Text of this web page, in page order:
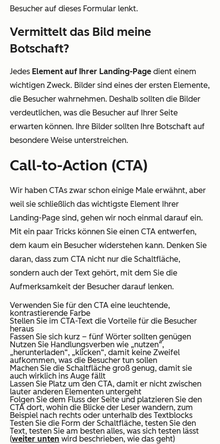
Besucher auf dieses Formular lenkt.
Vermittelt das Bild meine
Botschaft?
Jedes Element auf Ihrer Landing-Page dient einem
wichtigen Zweck. Bilder sind eines der ersten Elemente,
die Besucher wahrnehmen. Deshalb sollten die Bilder
verdeutlichen, was die Besucher auf Ihrer Seite
erwarten können. Ihre Bilder sollten Ihre Botschaft auf
besondere Weise unterstreichen.
Call-to-Action (CTA)
Wir haben CTAs zwar schon einige Male erwähnt, aber
weil sie schließlich das wichtigste Element Ihrer
Landing-Page sind, gehen wir noch einmal darauf ein.
Mit ein paar Tricks können Sie einen CTA entwerfen,
dem kaum ein Besucher widerstehen kann. Denken Sie
daran, dass zum CTA nicht nur die Schaltfläche,
sondern auch der Text gehört, mit dem Sie die
Aufmerksamkeit der Besucher darauf lenken.
Verwenden Sie für den CTA eine leuchtende,
kontrastierende Farbe
Stellen Sie im CTA-Text die Vorteile für die Besucher
heraus
Fassen Sie sich kurz – fünf Wörter sollten genügen
Nutzen Sie Handlungsverben wie „nutzen“,
„herunterladen“, „klicken“, damit keine Zweifel
aufkommen, was die Besucher tun sollen
Machen Sie die Schaltfläche groß genug, damit sie
auch wirklich ins Auge fällt
Lassen Sie Platz um den CTA, damit er nicht zwischen
lauter anderen Elementen untergeht
Folgen Sie dem Fluss der Seite und platzieren Sie den
CTA dort, wohin die Blicke der Leser wandern, zum
Beispiel nach rechts oder unterhalb des Textblocks
Testen Sie die Form der Schaltfläche, testen Sie den
Text, testen Sie am besten alles, was sich testen lässt
(weiter unten wird beschrieben, wie das geht)